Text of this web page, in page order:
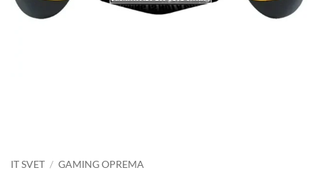
IT SVET / GAMING OPREMA